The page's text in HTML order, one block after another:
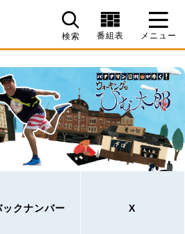
検索 番組表 メニュー
ックナンバー X